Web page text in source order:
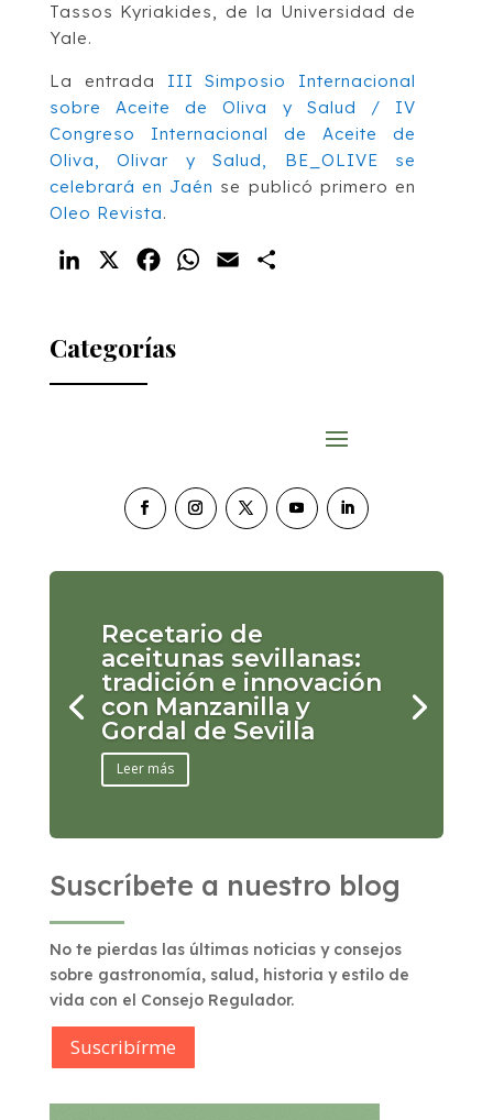
Tassos Kyriakides, de la Universidad de
Yale.
La entrada III Simposio Internacional
sobre Aceite de Oliva y Salud / IV
Congreso Internacional de Aceite de
Oliva, Olivar y Salud, BE_OLIVE se
celebrará en Jaén se publicó primero en
Oleo Revista.
LinkedIn FacebookWhatsApp
Email
Categorías
Recetario de
aceitunas sevillanas:
tradición e innovación
con Manzanilla y
Gordal de Sevilla
Leer más
Suscríbete a nuestro blog
No te pierdas las últimas noticias y consejos
sobre gastronomía, salud, historia y estilo de
vida con el Consejo Regulador.
Suscribírme